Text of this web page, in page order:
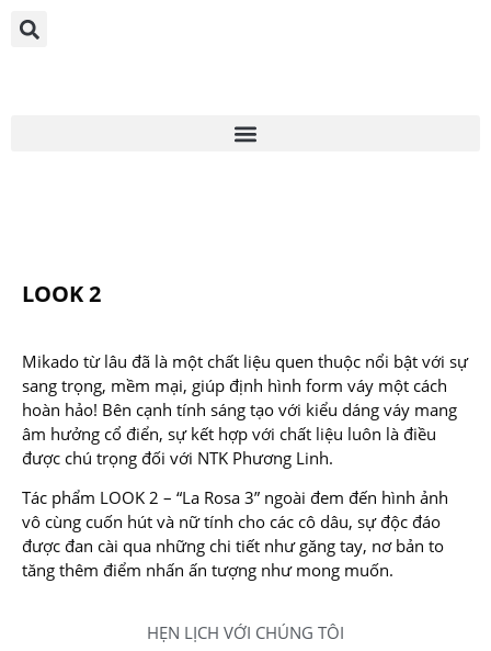
LOOK 2
Mikado từ lâu đã là một chất liệu quen thuộc nổi bật với sự
sang trọng, mềm mại, giúp định hình form váy một cách
hoàn hảo! Bên cạnh tính sáng tạo với kiểu dáng váy mang
âm hưởng cổ điển, sự kết hợp với chất liệu luôn là điều
được chú trọng đối với NTK Phương Linh.
Tác phẩm LOOK 2 – “La Rosa 3” ngoài đem đến hình ảnh
vô cùng cuốn hút và nữ tính cho các cô dâu, sự độc đáo
được đan cài qua những chi tiết như găng tay, nơ bản to
tăng thêm điểm nhấn ấn tượng như mong muốn.
HẸN LỊCH VỚI CHÚNG TÔI